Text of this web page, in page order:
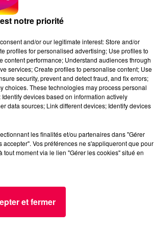
notre priorité
and/or our legitimate interest: Store and/or
profiles for personalised advertising; Use profiles to
performance; Understand audiences through
services; Create profiles to personalise content; Use
security, prevent and detect fraud, and fix errors;
choices. These technologies may process personal
devices based on information actively
data sources; Link different devices; Identify devices
les finalités et/ou partenaires dans "Gérer
Vos préférences ne s'appliqueront que pour
moment via le lien "Gérer les cookies" situé en
et fermer